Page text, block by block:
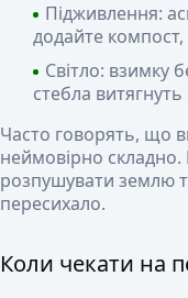
Підживлення:
додайте
Світло: взимку
стебла
Часто говорять, що
неймовірно
розпушувати землю
пересихало.
Коли чекати на